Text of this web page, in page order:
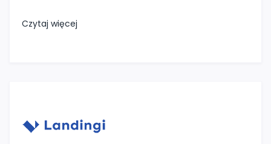
Czytaj więcej